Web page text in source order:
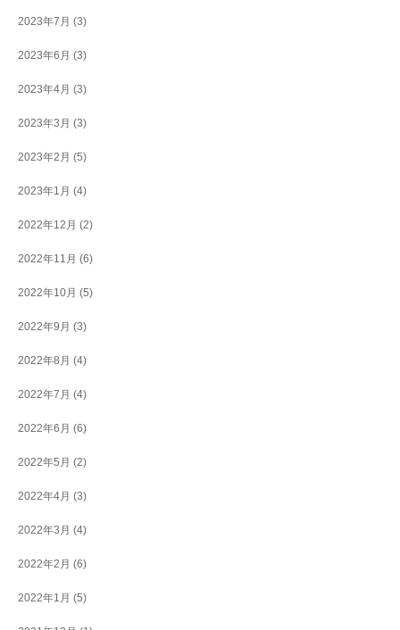
2023年7月 (3)
2023年6月 (3)
2023年4月 (3)
2023年3月 (3)
2023年2月 (5)
2023年1月 (4)
2022年12月 (2)
2022年11月 (6)
2022年10月 (5)
2022年9月 (3)
2022年8月 (4)
2022年7月 (4)
2022年6月 (6)
2022年5月 (2)
2022年4月 (3)
2022年3月 (4)
2022年2月 (6)
2022年1月 (5)